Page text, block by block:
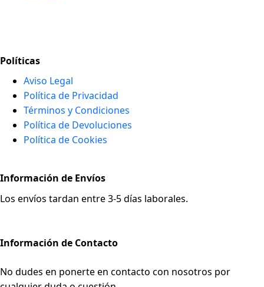
Políticas
Aviso Legal
Política de Privacidad
Términos y Condiciones
Política de Devoluciones
Política de Cookies
Información de Envíos
Los envíos tardan entre 3-5 días laborales.
Información de Contacto
No dudes en ponerte en contacto con nosotros por